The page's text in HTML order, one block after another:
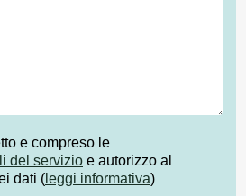
e compreso le
del servizio e autorizzo al
dati ( leggi informativa)